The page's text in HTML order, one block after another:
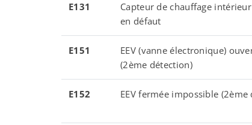
E131
Capteur de chauffage
en défaut
E151
EEV (vanne électronique)
(2ème détection)
E152 EEV fermée impossible (2ème